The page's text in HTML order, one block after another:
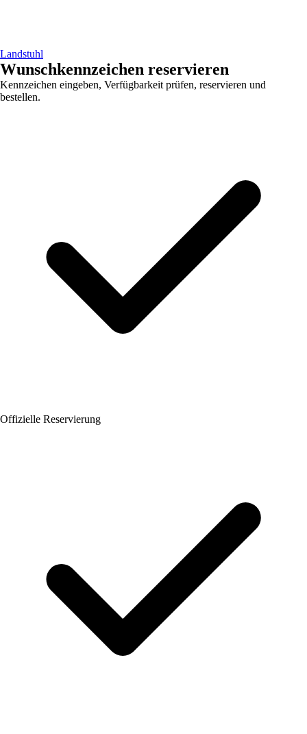
Landstuhl
Wunschkennzeichen reservieren
Kennzeichen eingeben, Verfügbarkeit prüfen, reservieren und
bestellen.
Offizielle Reservierung